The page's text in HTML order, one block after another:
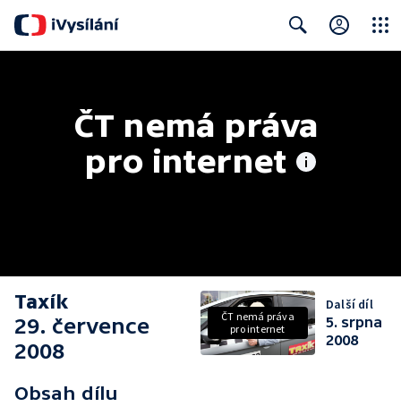
ČT nemá práva
pro internet
Taxík
29. července
2008
Obsah dílu
ČT nemá práva
pro internet
Další díl
5. srpna
2008